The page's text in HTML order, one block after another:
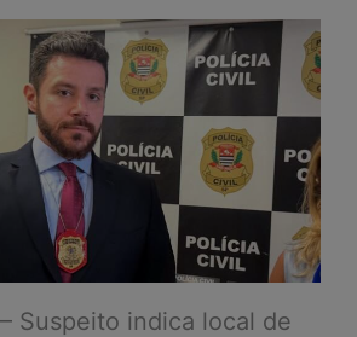
Suspeito indica local de